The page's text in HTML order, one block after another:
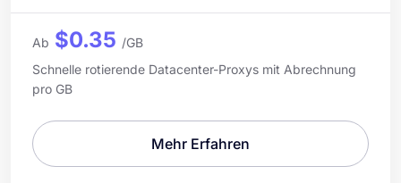
Ab $0.35 /GB
Schnelle rotierende Datacenter-Proxys mit Abrechnung
pro GB
Mehr Erfahren